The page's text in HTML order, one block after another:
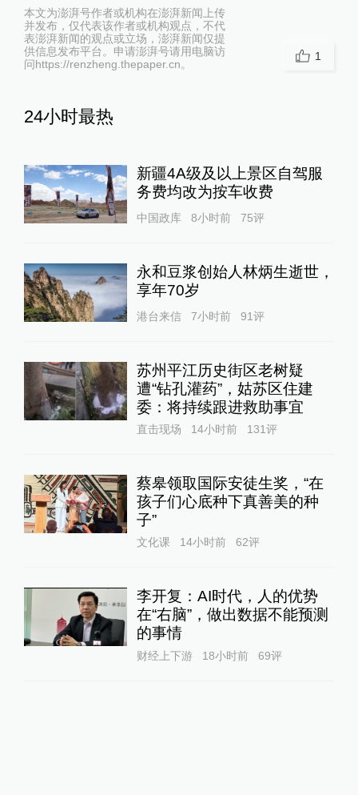
本文为澎湃号作者或机构在澎湃新闻上传
并发布，仅代表该作者或机构观点，不代
表澎湃新闻的观点或立场，澎湃新闻仅提
供信息发布平台。申请澎湃号请用电脑访
问https://renzheng.thepaper.cn。
1
24小时最热
新疆4A级及以上景区自驾服
务费均改为按车收费
中国政库 8小时前 75评
永和豆浆创始人林炳生逝世，
享年70岁
港台来信 7小时前 91评
苏州平江历史街区老树疑
遭“钻孔灌药”，姑苏区住建
委：将持续跟进救助事宜
直击现场 14小时前 131评
蔡皋领取国际安徒生奖，“在
孩子们心底种下真善美的种
子”
文化课 14小时前 62评
李开复：AI时代，人的优势
在“右脑”，做出数据不能预测
的事情
财经上下游 18小时前 69评